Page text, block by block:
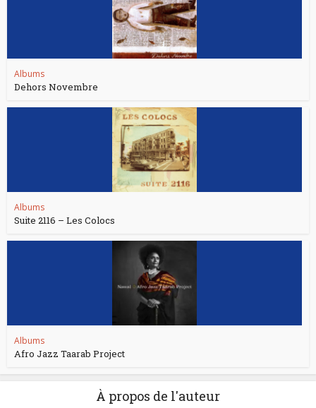
Albums
Dehors Novembre
Albums
Suite 2116 – Les Colocs
Albums
Afro Jazz Taarab Project
À propos de l'auteur